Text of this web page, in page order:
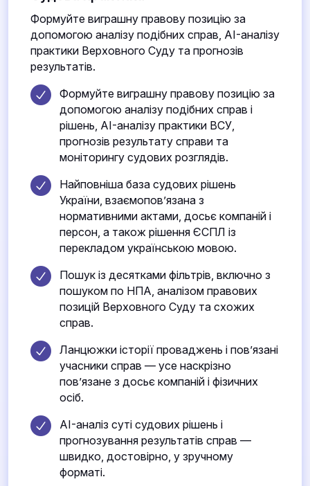
Формуйте виграшну правову позицію за
допомогою аналізу подібних справ, AI-аналізу
практики Верховного Суду та прогнозів
результатів.
Формуйте виграшну правову позицію за
допомогою аналізу подібних справ і
рішень, AI-аналізу практики ВСУ,
прогнозів результату справи та
моніторингу судових розглядів.
Найповніша база судових рішень
України, взаємопов’язана з
нормативними актами, досьє компаній і
персон, а також рішення ЄСПЛ із
перекладом українською мовою.
Пошук із десятками фільтрів, включно з
пошуком по НПА, аналізом правових
позицій Верховного Суду та схожих
справ.
Ланцюжки історії проваджень і пов’язані
учасники справ — усе наскрізно
пов’язане з досьє компаній і фізичних
осіб.
AI-аналіз суті судових рішень і
прогнозування результатів справ —
швидко, достовірно, у зручному
форматі.